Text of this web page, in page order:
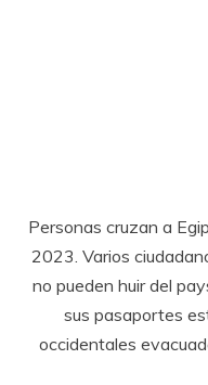
Personas cruzan a
2023. Varios
no pueden huir del
sus pasaportes
occidentales